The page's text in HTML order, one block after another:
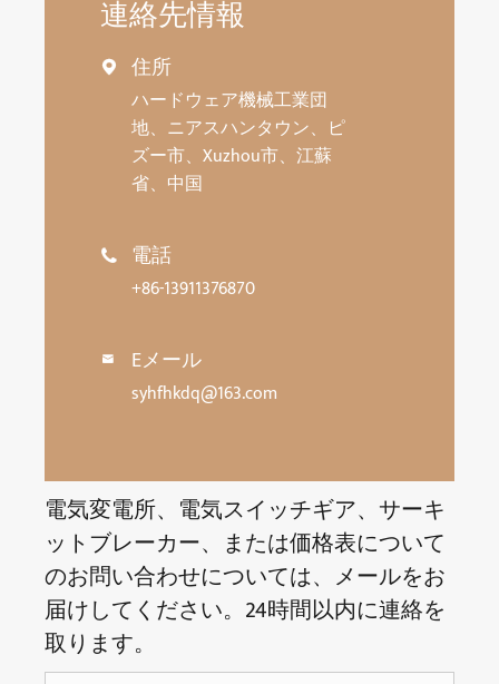
連絡先情報
 住所
ハードウェア機械工業団
地、ニアスハンタウン、ピ
ズー市、Xuzhou市、江蘇
省、中国
 電話
+86-13911376870
 Eメール
syhfhkdq@163.com
電気変電所、電気スイッチギア、サーキ
ットブレーカー、または価格表について
のお問い合わせについては、メールをお
届けしてください。24時間以内に連絡を
取ります。